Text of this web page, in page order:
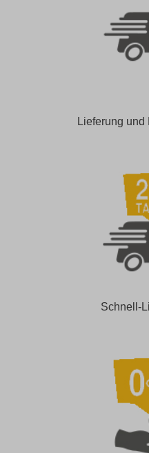
Lieferung und
Schnell-